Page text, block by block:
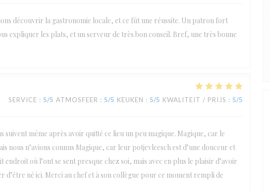
découvrir la gastronomie locale, et ce fût une réussite. Un patron fort
expliquer les plats, et un serveur de très bon conseil. Bref, une très bonne
SERVICE : 5/5 ATMOSFEER : 5/5 KEUKEN : 5/5 KWALITEIT / PRIJS : 5/5
même après avoir quitté ce lieu un peu magique. Magique, car le
nous n’avions connus Magique, car leur potjevleesch est d’une douceur et
endroit où l’ont se sent presque chez soi, mais avec en plus le plaisir d’avoir
d’être né ici. Merci au chef et à son collègue pour ce moment rempli de